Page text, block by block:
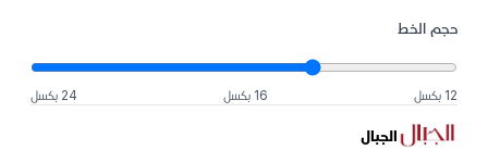
حجم الخط
12 بكسل 16 بكسل 24 بكسل
الجبال